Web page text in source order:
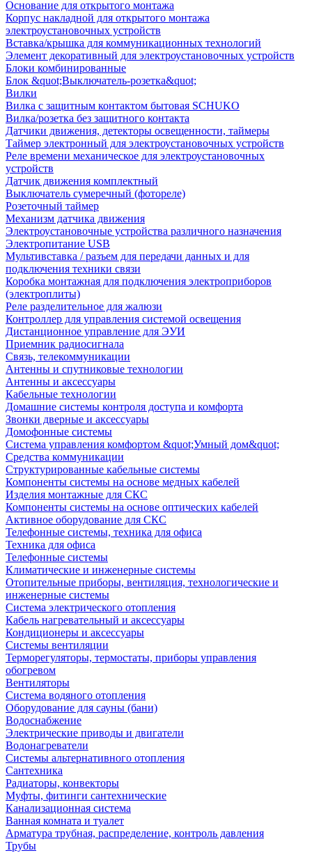
Основание для открытого монтажа
Корпус накладной для открытого монтажа
электроустановочных устройств
Вставка/крышка для коммуникационных технологий
Элемент декоративный для электроустановочных устройств
Блоки комбинированные
Блок &quot;Выключатель-розетка&quot;
Вилки
Вилка с защитным контактом бытовая SCHUKO
Вилка/розетка без защитного контакта
Датчики движения, детекторы освещенности, таймеры
Таймер электронный для электроустановочных устройств
Реле времени механическое для электроустановочных
устройств
Датчик движения комплектный
Выключатель сумеречный (фотореле)
Розеточный таймер
Механизм датчика движения
Электроустановочные устройства различного назначения
Электропитание USB
Мультивставка / разъем для передачи данных и для
подключения техники связи
Коробка монтажная для подключения электроприборов
(электроплиты)
Реле разделительное для жалюзи
Контроллер для управления системой освещения
Дистанционное управление для ЭУИ
Приемник радиосигнала
Связь, телекоммуникации
Антенны и спутниковые технологии
Антенны и аксессуары
Кабельные технологии
Домашние системы контроля доступа и комфорта
Звонки дверные и аксессуары
Домофонные системы
Система управления комфортом &quot;Умный дом&quot;
Средства коммуникации
Структурированные кабельные системы
Компоненты системы на основе медных кабелей
Изделия монтажные для СКС
Компоненты системы на основе оптических кабелей
Активное оборудование для СКС
Телефонные системы, техника для офиса
Техника для офиса
Телефонные системы
Климатические и инженерные системы
Отопительные приборы, вентиляция, технологические и
инженерные системы
Система электрического отопления
Кабель нагревательный и аксессуары
Кондиционеры и аксессуары
Системы вентиляции
Терморегуляторы, термостаты, приборы управления
обогревом
Вентиляторы
Система водяного отопления
Оборудование для сауны (бани)
Водоснабжение
Электрические приводы и двигатели
Водонагреватели
Системы альтернативного отопления
Сантехника
Радиаторы, конвекторы
Муфты, фитинги сантехнические
Канализационная система
Ванная комната и туалет
Арматура трубная, распределение, контроль давления
Трубы